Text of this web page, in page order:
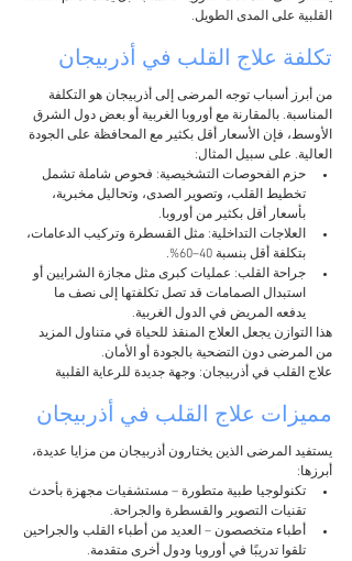
القلبية على المدى الطويل.
تكلفة علاج القلب في أذربيجان
من أبرز أسباب توجه المرضى إلى أذربيجان هو التكلفة
المناسبة. بالمقارنة مع أوروبا الغربية أو بعض دول الشرق
الأوسط، فإن الأسعار أقل بكثير مع المحافظة على الجودة
العالية. على سبيل المثال:
حزم الفحوصات التشخيصية: فحوص شاملة تشمل
تخطيط القلب، وتصوير الصدى، وتحاليل مخبرية،
بأسعار أقل بكثير من أوروبا.
العلاجات التداخلية: مثل القسطرة وتركيب الدعامات،
بتكلفة أقل بنسبة 40–60%.
جراحة القلب: عمليات كبرى مثل مجازة الشرايين أو
استبدال الصمامات قد تصل تكلفتها إلى نصف ما
يدفعه المريض في الدول الغربية.
هذا التوازن يجعل العلاج المنقذ للحياة في متناول المزيد
من المرضى دون التضحية بالجودة أو الأمان.
علاج القلب في أذربيجان: وجهة جديدة للرعاية القلبية
مميزات علاج القلب في أذربيجان
يستفيد المرضى الذين يختارون أذربيجان من مزايا عديدة،
أبرزها:
تكنولوجيا طبية متطورة – مستشفيات مجهزة بأحدث
تقنيات التصوير والقسطرة والجراحة.
أطباء متخصصون – العديد من أطباء القلب والجراحين
تلقوا تدريبًا في أوروبا ودول أخرى متقدمة.